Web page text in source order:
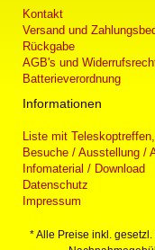
Kontakt
Versand und
Rückgabe
AGB's und
Batterieverordnung
Informationen
Liste mit
Besuche / Ausstellung /
Infomaterial / Download
Datenschutz
Impressum
* Alle Preise inkl.